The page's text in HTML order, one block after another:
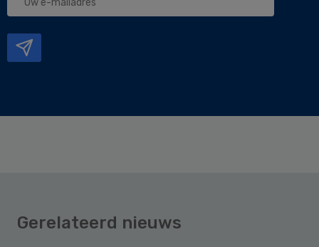
Gerelateerd nieuws